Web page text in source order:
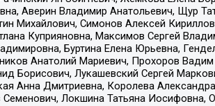
Аверин Владимир Анатольевич, Щур
Михайлович, Симонов Алексей
Куприяновна, Максимов Сергей
Буртина Елена Юрьевна,
Анатолий Мариевич, Прохоров
Борисович, Лукашевский Сергей
Анна Дмитриевна, Королева
Локшина Татьяна